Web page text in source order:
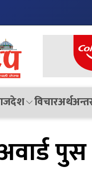
देश विचारअर्थ